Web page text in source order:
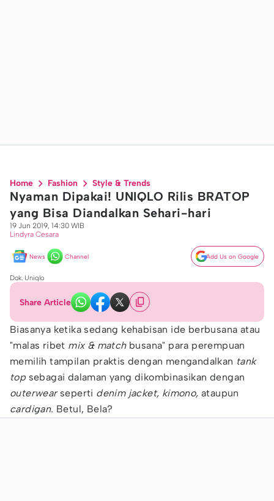
Home Fashion Style & Trends
Nyaman Dipakai! UNIQLO Rilis BRATOP
yang Bisa Diandalkan Sehari-hari
19 Jun 2019, 14:30 WIB
Lindyra Cesara
News Channel Add Us on Google
Dok. Uniqlo
Share Article
Biasanya ketika sedang kehabisan ide berbusana atau
"malas ribet mix & match busana" para perempuan
memilih tampilan praktis dengan mengandalkan tank
top sebagai dalaman yang dikombinasikan dengan
outerwear seperti denim jacket, kimono,ataupun
cardigan. Betul, Bela?